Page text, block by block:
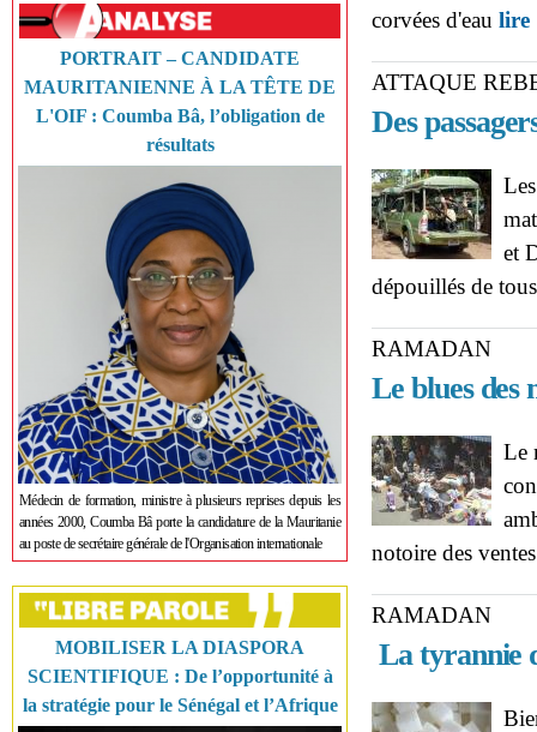
PORTRAIT – CANDIDATE
MAURITANIENNE À LA TÊTE DE
L'OIF : Coumba Bâ, l’obligation de
résultats
Médecin de formation, ministre à plusieurs reprises depuis les
années 2000, Coumba Bâ porte la candidature de la Mauritanie
au poste de secrétaire générale de l'Organisation internationale
MOBILISER LA DIASPORA
SCIENTIFIQUE : De l’opportunité à
la stratégie pour le Sénégal et l’Afrique
corvées d'eau lire
ATTAQUE
Des
et
dépouillés de
RAMADAN
Le blues des
Le
notoire des
RAMADAN
La tyrannie